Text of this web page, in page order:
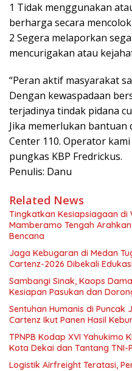
1 Tidak menggunakan
berharga secara
2 Segera melaporkan
mencurigakan atau
“Peran aktif masyarakat
Dengan kewaspadaan
terjadinya tindak pidana
Jika memerlukan
Center 110. Operator
pungkas KBP Fredrickus.
Penulis: Danu
Related News
Tingkatkan Kesiapsiagaan di
Mamberamo Tengah
Bencana
Jaga Kebugaran di Medan
Cartenz-2026 Dibekali
Sambangi Sinak, Kaops
Kesiapan Pasukan dan
Sentuhan Humanis di Puncak
Cartenz Ikut Panen Hasil
TPNPB Kodap XVI Yahukimo
Kota Dekai dan Tantang
Logistik Airfreight Teratasi,